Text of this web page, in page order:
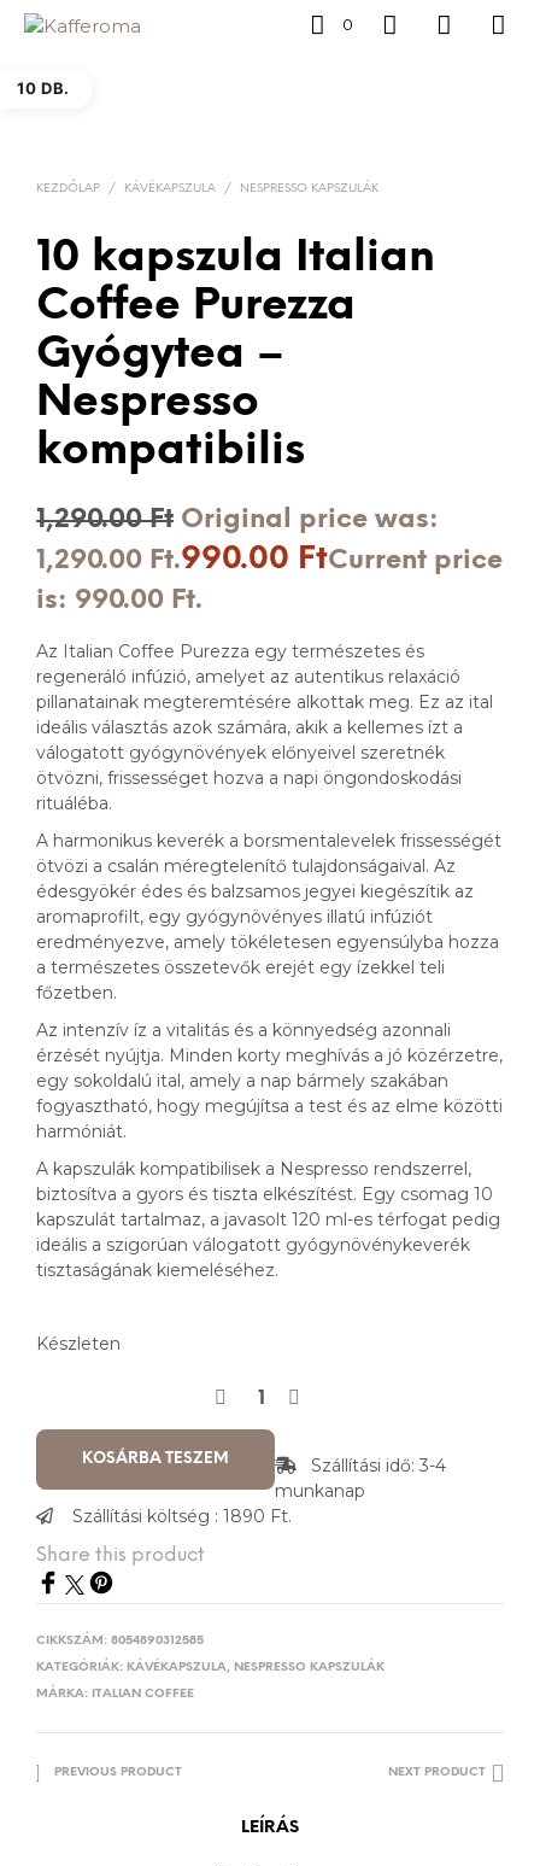
0
10 DB.
KEZDŐLAP / KÁVÉKAPSZULA / NESPRESSO KAPSZULÁK
10 kapszula Italian
Coffee Purezza
Gyógytea –
Nespresso
kompatibilis
1,290.00Ft Original price was:
1,290.00 Ft.990.00 FtCurrent price
is: 990.00 Ft.
Az Italian Coffee Purezza egy természetes és
regeneráló infúzió, amelyet az autentikus relaxáció
pillanatainak megteremtésére alkottak meg. Ez az ital
ideális választás azok számára, akik a kellemes ízt a
válogatott gyógynövények előnyeivel szeretnék
ötvözni, frissességet hozva a napi öngondoskodási
rituáléba.
A harmonikus keverék a borsmentalevelek frissességét
ötvözi a csalán méregtelenítő tulajdonságaival. Az
édesgyökér édes és balzsamos jegyei kiegészítik az
aromaprofilt, egy gyógynövényes illatú infúziót
eredményezve, amely tökéletesen egyensúlyba hozza
a természetes összetevők erejét egy ízekkel teli
főzetben.
Az intenzív íz a vitalitás és a könnyedség azonnali
érzését nyújtja. Minden korty meghívás a jó közérzetre,
egy sokoldalú ital, amely a nap bármely szakában
fogyasztható, hogy megújítsa a test és az elme közötti
harmóniát.
A kapszulák kompatibilisek a Nespresso rendszerrel,
biztosítva a gyors és tiszta elkészítést. Egy csomag 10
kapszulát tartalmaz, a javasolt 120 ml-es térfogat pedig
ideális a szigorúan válogatott gyógynövénykeverék
tisztaságának kiemeléséhez.
Készleten
KOSÁRBA TESZEM
Szállítási idő: 3-4
munkanap
Szállítási költség : 1890 Ft.
Share this product
CIKKSZÁM: 8054890312585
KATEGÓRIÁK: KÁVÉKAPSZULA, NESPRESSO KAPSZULÁK
MÁRKA: ITALIAN COFFEE
PREVIOUS PRODUCT NEXT PRODUCT
LEÍRÁS